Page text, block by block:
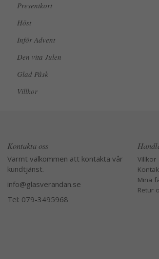
Presentkort
Höst
Inför Advent
Den vita Julen
Glad Påsk
Villkor
Kontakta oss
Varmt välkommen att kontakta vår
kundtjänst.
info@glasverandan.se
Tel: 079-3495968
Villkor
Mina
Retur